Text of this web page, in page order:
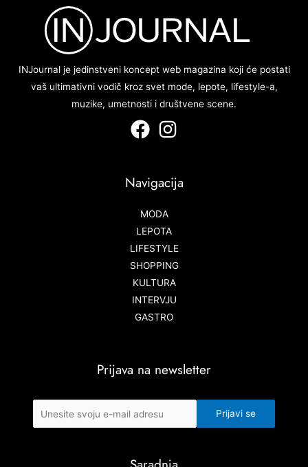
INJournal je jedinstveni koncept web magazina koji će postati
vaš ultimativni vodič kroz svet mode, lepote, lifestyle-a,
muzike, umetnosti i društvene scene.
Navigacija
MODA
LEPOTA
LIFESTYLE
SHOPPING
KULTURA
INTERVJU
GASTRO
Prijava na newsletter